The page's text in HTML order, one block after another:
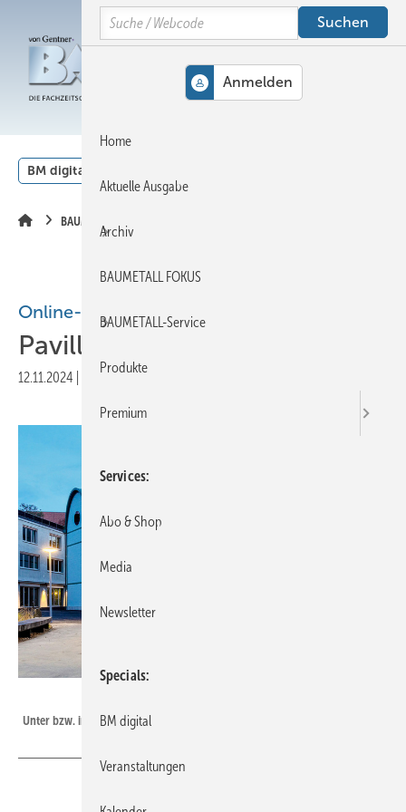
Hauptinhalt
Hauptmenü
SiteSearch
BM digital
BAUMETALL-Extra
Online-Extra
Pavillon für Pop-Kultur
12.11.2024 Druckvorschau
Unter bzw. in der neuen Kuppel Basel finden bis zu 600 Personen ...
Search
Home
Aktuelle Ausgabe
Archiv
BAUMETALL FOKUS
BAUMETALL-Service
Produkte
Premium
Services
Abo & Shop
Media
Newsletter
Specials
BM digital
Veranstaltungen